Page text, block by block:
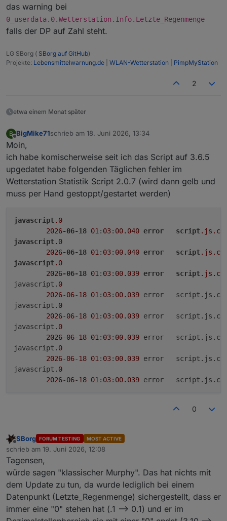
das warning bei
0_userdata.0.Wetterstation.Info.Letzte_Regenmenge
falls der DP auf Zahl steht.
LG SBorg ( SBorg auf GitHub)
Projekte: Lebensmittelwarnung.de WLAN-Wetterstation PimpMyStation
2
etwa einem Monat später
B
Offline
BigMike71schrieb am 18. Juni 2026, 13:34
zuletzt editiert von
Moin,
ich habe komischerweise seit ich das Script auf 3.6.5
upgedatet habe folgenden Täglichen fehler im
Wetterstation Statistik Script 2.0.7 (wird dann gelb und
muss per Hand gestoppt/gestartet werden)
javascript.0
2026-06-18 01 : 03: 00.040 error script.js
javascript.0
2026-06-18 01 : 03: 00.040 error script.js
javascript.0
2026-06-18 01 : 03: 00.039 error script.js
javascript. 0
2026-06-18 01 : 03: 00.039
error
javascript. 0
2026-06-18 01 : 03: 00.039
error
javascript. 0
2026-06-18 01 : 03: 00.039
error
javascript. 0
2026-06-18 01 : 03: 00.039
error
javascript. 0
2026-06-18 01 : 03: 00.039
error
0
Offline
SBorg FORUM TESTING MOST ACTIVE
schrieb am 19. Juni 2026, 12:08
zuletzt editiert von
Tagensen,
würde sagen "klassischer Murphy". Das hat nichts mit
dem Update zu tun, da wurde lediglich bei einem
Datenpunkt (Letzte_Regenmenge) sichergestellt, dass er
immer eine "0" stehen hat (.1 --> 0.1) und er im